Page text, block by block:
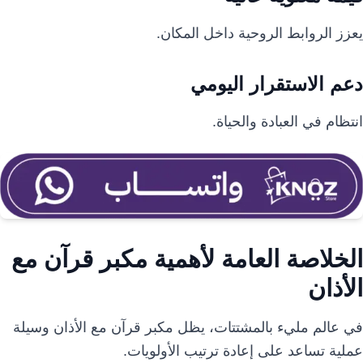
يعزز الروابط الروحية داخل المكان.
دعم الاستقرار اليومي
انتظام في العبادة والحياة.
الخلاصة العامة لأهمية مكبر قرآن مع
الأذان
في عالم مليء بالمشتتات، يظل مكبر قرآن مع الأذان وسيلة
عملية تساعد على إعادة ترتيب الأولويات.